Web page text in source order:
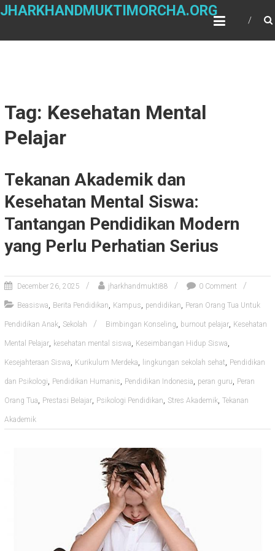
Skip
JHARKHANDMUKTIMORCHA.ORG
Tag: Kesehatan Mental
Pelajar
Tekanan Akademik dan
Kesehatan Mental Siswa:
Tantangan Pendidikan Modern
yang Perlu Perhatian Serius
December 26, 2025 jharkhandmukti88 0 Comment
Beasiswa, Berita Pendidikan, Kampus, pendidikan, Peran Orang Tua Untuk
Pendidikan Anak, Sekolah Bimbingan Konseling, burnout pelajar, Kesehatan
Mental Pelajar, kesehatan mental siswa, Keseimbangan Hidup Siswa,
Kesejahteraan Siswa, Kurikulum Merdeka, lingkungan sekolah sehat, Pendidikan
dan Psikologi, Pendidikan Humanis, Pendidikan Indonesia, peran guru, Peran
Orang Tua, Prestasi Belajar, Psikologi Pendidikan, Stres Akademik, Tekanan
Akademik